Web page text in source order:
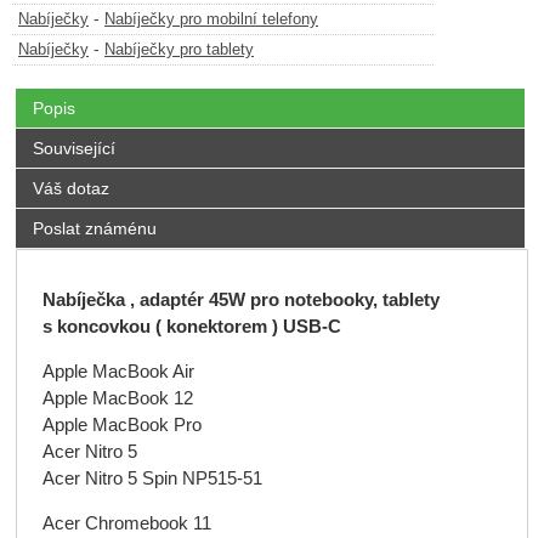
Nabíječky - Nabíječky pro mobilní telefony
Nabíječky - Nabíječky pro tablety
Popis
Související
Váš dotaz
Poslat známénu
Nabíječka , adaptér 45W pro notebooky, tablety
s koncovkou ( konektorem ) USB-C
Apple MacBook Air
Apple MacBook 12
Apple MacBook Pro
Acer Nitro 5
Acer Nitro 5 Spin NP515-51
Acer Chromebook 11